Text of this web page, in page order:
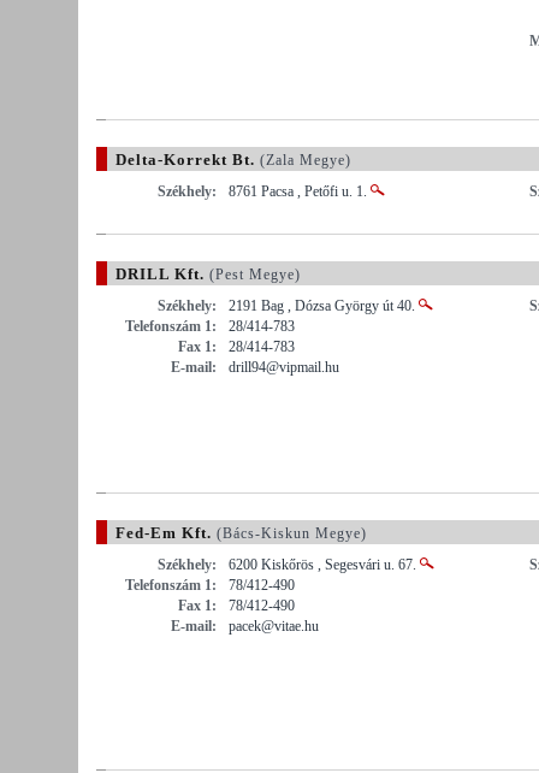
Delta-Korrekt Bt. (Zala Megye)
Székhely:
8761 Pacsa , Petőfi u. 1.
DRILL Kft. (Pest Megye)
Székhely:
2191 Bag , Dózsa György út 40.
Telefonszám 1:
28/414-783
Fax 1:
28/414-783
E-mail:
drill94@vipmail.hu
Fed-Em Kft. (Bács-Kiskun Megye)
Székhely:
6200 Kiskőrös , Segesvári u. 67.
Telefonszám 1:
78/412-490
Fax 1:
78/412-490
E-mail:
pacek@vitae.hu